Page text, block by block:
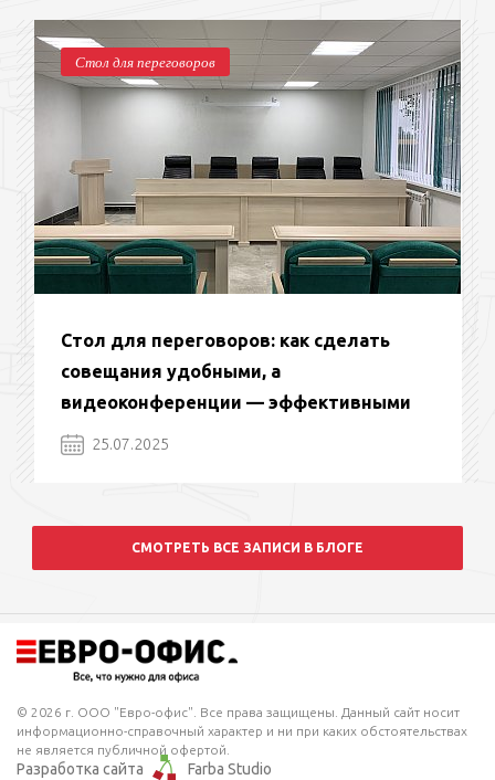
Стол для переговоров
Стол для переговоров: как сделать
совещания удобными, а
видеоконференции — эффективными
25.07.2025
СМОТРЕТЬ ВСЕ ЗАПИСИ В БЛОГЕ
© 2026 г. ООО "Евро-офис". Все права защищены. Данный сайт носит
информационно-справочный характер и ни при каких обстоятельствах
не является публичной офертой.
Разработка сайта Farba Studio